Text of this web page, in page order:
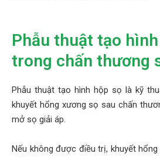
Phẫu thuật tạo
trong chấn thương
Phẫu thuật tạo hình hộp sọ là kỹ
khuyết hổng xương sọ sau chấn
mở sọ giải áp.
Nếu không được điều trị, khuyết